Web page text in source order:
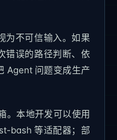
为不可信输入。如果
错误的路径判断、依
Agent 问题变成生产
。本地开发可以使用
bash 等适配器；部